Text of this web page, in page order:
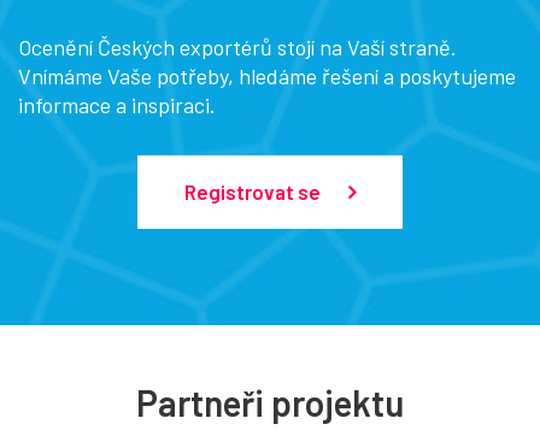
Ocenění Českých exportérů stojí na Vaší straně.
Vnímáme Vaše potřeby, hledáme řešení a poskytujeme
informace a inspiraci.
Registrovat se
Partneři projektu